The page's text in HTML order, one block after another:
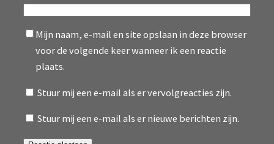
Mijn naam, e-mail en site opslaan in deze browser
voor de volgende keer wanneer ik een reactie
plaats.
Stuur mij een e-mail als er vervolgreacties zijn.
Stuur mij een e-mail als er nieuwe berichten zijn.